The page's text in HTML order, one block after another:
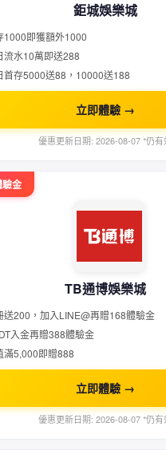
鉅城娛樂城
1000即獲額外1000
流水10萬即送288
首存5000送88，10000送188
立即體驗 →
優惠更新日期: 2026-08-07 *仍有
金
TB通博娛樂城
送200，加入LINE@再贈168體驗金
入金再贈388體驗金
滿5,000即贈888
立即體驗 →
優惠更新日期: 2026-08-07 *仍有